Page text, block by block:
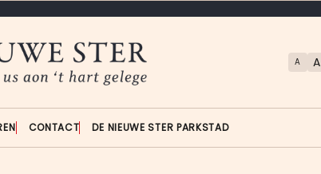
A A
CONTACT DE NIEUWE STER PARKSTAD